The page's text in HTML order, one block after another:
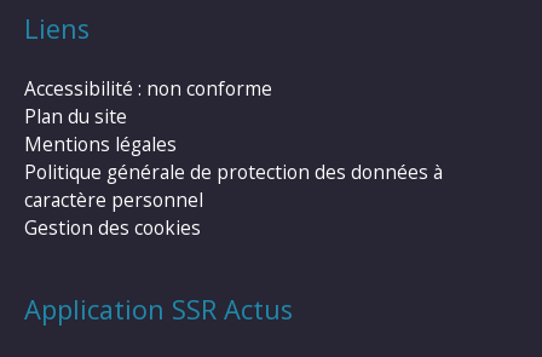
Liens
Accessibilité : non conforme
Plan du site
Mentions légales
Politique générale de protection des données à
caractère personnel
Gestion des cookies
Application SSR Actus